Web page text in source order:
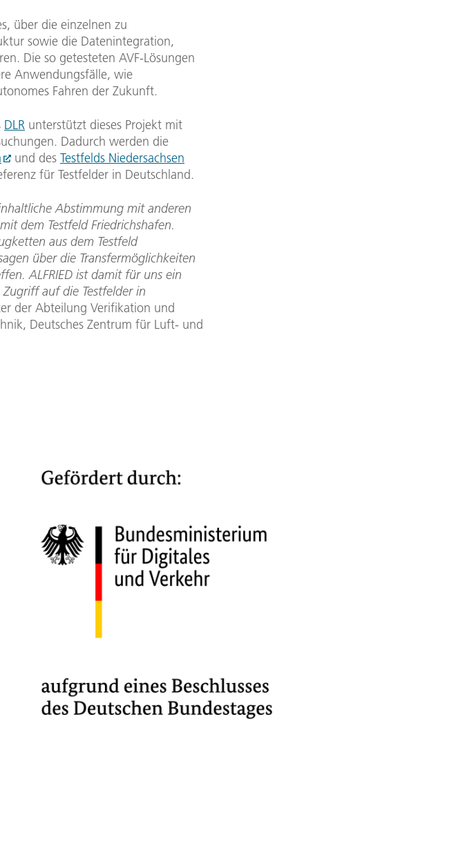
über die einzelnen zu
sowie die Datenintegration,
Die so getesteten AVF-Lösungen
Anwendungsfälle, wie
Fahren der Zukunft.
DLR unterstützt dieses Projekt mit
Dadurch werden die
und des Testfelds Niedersachsen
für Testfelder in Deutschland.
Abstimmung mit anderen
dem Testfeld Friedrichshafen.
aus dem Testfeld
über die Transfermöglichkeiten
ALFRIED ist damit für uns ein
auf die Testfelder in
der Abteilung Verifikation und
Deutsches Zentrum für Luft- und